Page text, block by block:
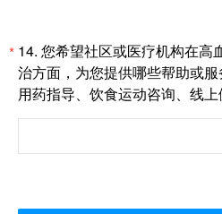
* 14. 您希望社区或医疗机构在高
治方面，为您提供哪些帮助或服
用药指导、饮食运动咨询、线上